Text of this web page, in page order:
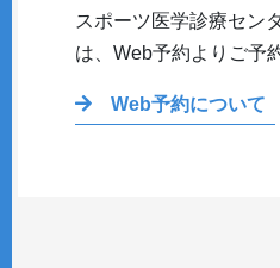
スポーツ医学診療セン
は、Web予約よりご予
Web予約について